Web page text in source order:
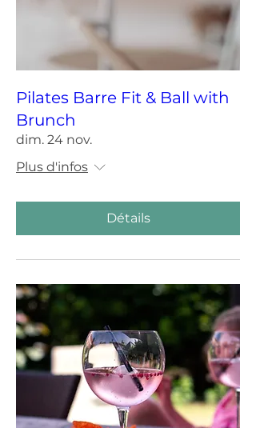
Pilates Barre Fit & Ball with
Brunch
dim. 24 nov.
Plus d'infos
Détails